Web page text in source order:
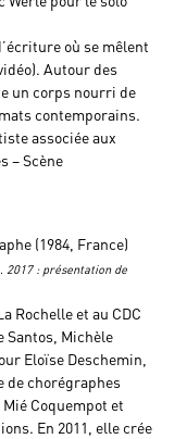
où se mêlent
Autour des
un corps nourri de
contemporains.
associée aux
– Scène
(1984, France)
2017 : présentation de
Rochelle et au CDC
Santos, Michèle
Eloïse Deschemin,
de chorégraphes
Mié Coquempot et
En 2011, elle crée